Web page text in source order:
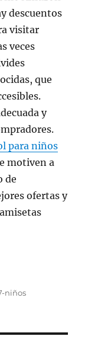
descuentos
visitar
veces
que
y
para niños
motiven a
de
ofertas y
niños